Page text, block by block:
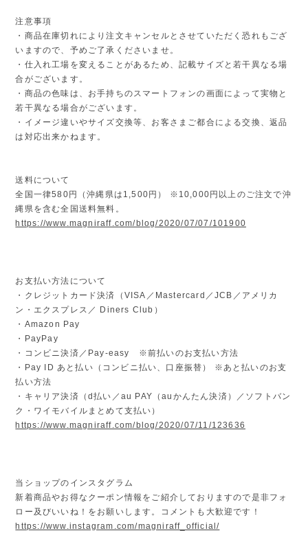
注意事項
・商品在庫切れにより注文キャンセルとさせていただく恐れもござ
いますので、予めご了承くださいませ。
・仕入れ工場を変えることがあるため、記載サイズと若干異なる場
合がございます。
・商品の色味は、お手持ちのスマートフォンの画面によって実物と
若干異なる場合がございます。
・イメージ違いやサイズ交換等、お客さまご都合による交換、返品
は対応出来かねます。
送料について
全国一律580円（沖縄県は1,500円） ※10,000円以上のご注文で沖
縄県を含む全国送料無料。
https://www.magniraff.com/blog/2020/07/07/101900
お支払い方法について
・クレジットカード決済（VISA／Mastercard／JCB／アメリカ
ン・エクスプレス／ Diners Club）
・Amazon Pay
・PayPay
・コンビニ決済／Pay-easy ※前払いのお支払い方法
・Pay ID あと払い（コンビニ払い、口座振替） ※あと払いのお支
払い方法
・キャリア決済（d払い／au PAY（auかんたん決済）／ソフトバン
ク・ワイモバイルまとめて支払い）
https://www.magniraff.com/blog/2020/07/11/123636
当ショップのインスタグラム
新着商品やお得なクーポン情報をご紹介しておりますので是非フォ
ロー及びいいね！をお願いします。コメントも大歓迎です！
https://www.instagram.com/magniraff_official/